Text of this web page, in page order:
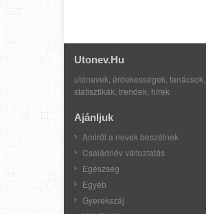
Utonev.hu
utónevek, érdekességek, tanácsok,
statisztikák, trendek, hírek
Ajánljuk
Amiről a nevek beszélnek
Családnév változtatás
Egészség
Egyéb
Gyerekszáj